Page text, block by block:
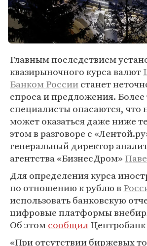
Главным последствием
квазирыночного курса валют
Банком Россиистанет
спроса и предложения.
специалисты опасаются, что
может оказаться даже ниже
этом в разговоре с
генеральный директор
агентства «БизнесДром»
Для определения курса
по отношению к рублю в
использовать банковскую
цифровые платформы
Об этомсообщил
«При отсутствии биржевых